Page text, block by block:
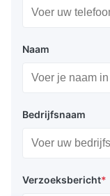
Naam
Bedrijfsnaam
Verzoeksbericht*